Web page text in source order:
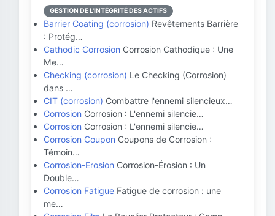
GESTION DE L'INTÉGRITÉ DES ACTIFS
Barrier Coating (corrosion) Revêtements Barrière
: Protég…
Cathodic Corrosion Corrosion Cathodique : Une
Me…
Checking (corrosion) Le Checking (Corrosion)
dans …
CIT (corrosion) Combattre l'ennemi silencieux…
Corrosion Corrosion : L'ennemi silencie…
Corrosion Corrosion : L'ennemi silencie…
Corrosion Coupon Coupons de Corrosion :
Témoin…
Corrosion-Erosion Corrosion-Érosion : Un
Double…
Corrosion Fatigue Fatigue de corrosion : une
me…